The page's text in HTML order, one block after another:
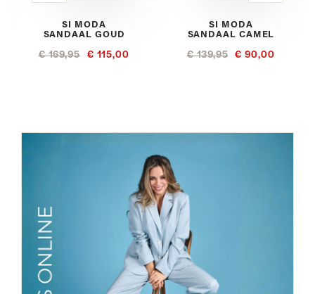
SI MODA
SANDAAL GOUD
€ 169,95 € 115,00
SI MODA
SANDAAL CAMEL
€ 139,95 € 90,00